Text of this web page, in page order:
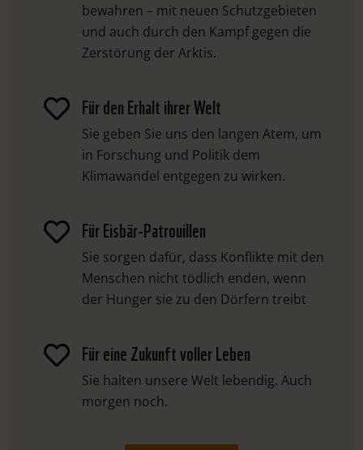
bewahren – mit neuen Schutzgebieten
und auch durch den Kampf gegen die
Zerstörung der Arktis.
 Für den Erhalt ihrer Welt
Sie geben Sie uns den langen Atem, um
in Forschung und Politik dem
Klimawandel entgegen zu wirken.
 Für Eisbär-Patrouillen
Sie sorgen dafür, dass Konflikte mit den
Menschen nicht tödlich enden, wenn
der Hunger sie zu den Dörfern treibt
 Für eine Zukunft voller Leben
Sie halten unsere Welt lebendig. Auch
morgen noch.